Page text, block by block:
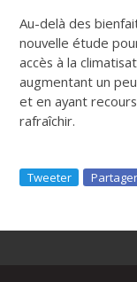
Au-delà des
nouvelle étude
accès à la
augmentant un
et en ayant
rafraîchir.
Tweeter Partager